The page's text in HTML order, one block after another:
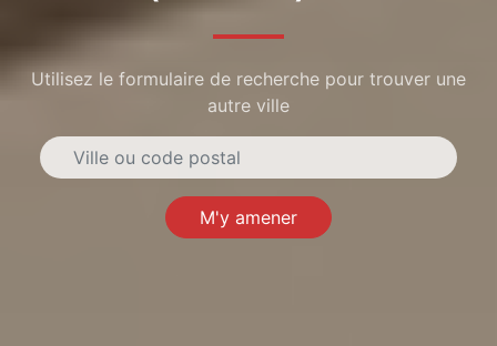
Utilisez le formulaire de recherche pour trouver une
autre ville
M'y amener